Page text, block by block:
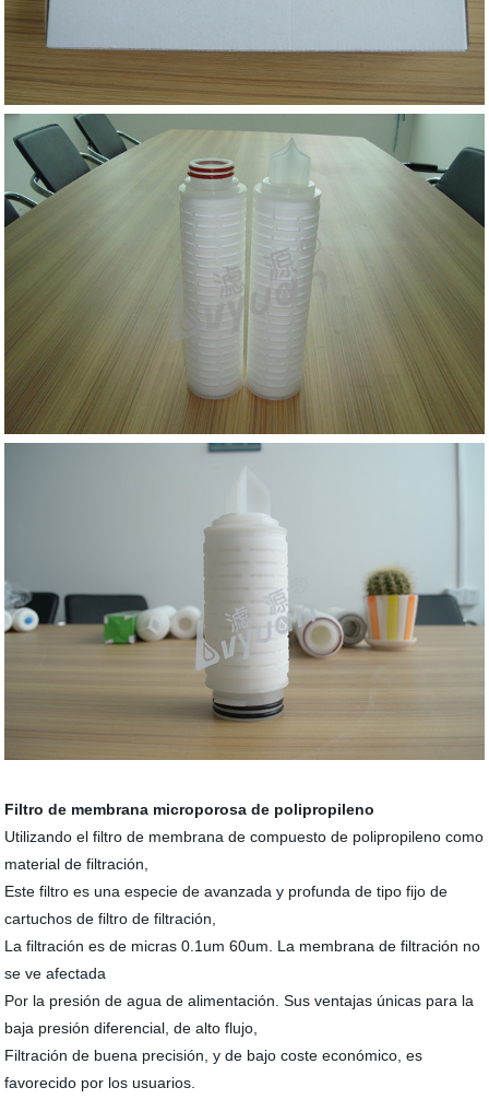
Filtro de membrana microporosa de polipropileno
Utilizando el filtro de membrana de compuesto de polipropileno como
material de filtración,
Este filtro es una especie de avanzada y profunda de tipo fijo de
cartuchos de filtro de filtración,
La filtración es de micras 0.1um 60um. La membrana de filtración no
se ve afectada
Por la presión de agua de alimentación. Sus ventajas únicas para la
baja presión diferencial, de alto flujo,
Filtración de buena precisión, y de bajo coste económico, es
favorecido por los usuarios.